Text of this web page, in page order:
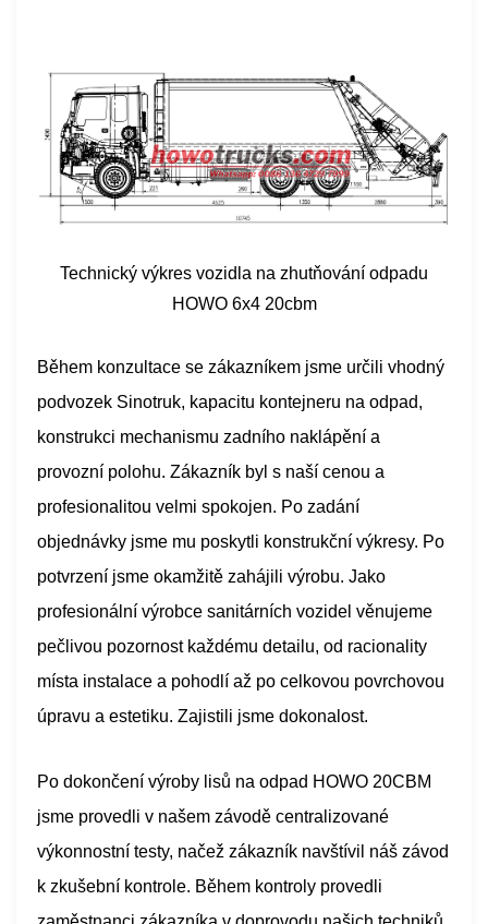
Technický výkres vozidla na zhutňování odpadu
HOWO 6x4 20cbm
Během konzultace se zákazníkem jsme určili vhodný
podvozek Sinotruk, kapacitu kontejneru na odpad,
konstrukci mechanismu zadního naklápění a
provozní polohu. Zákazník byl s naší cenou a
profesionalitou velmi spokojen. Po zadání
objednávky jsme mu poskytli konstrukční výkresy. Po
potvrzení jsme okamžitě zahájili výrobu. Jako
profesionální výrobce sanitárních vozidel věnujeme
pečlivou pozornost každému detailu, od racionality
místa instalace a pohodlí až po celkovou povrchovou
úpravu a estetiku. Zajistili jsme dokonalost.
Po dokončení výroby lisů na odpad HOWO 20CBM
jsme provedli v našem závodě centralizované
výkonnostní testy, načež zákazník navštívil náš závod
k zkušební kontrole. Během kontroly provedli